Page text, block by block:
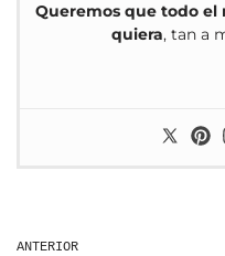
Queremos que todo
quiera, tan a
ANTERIOR